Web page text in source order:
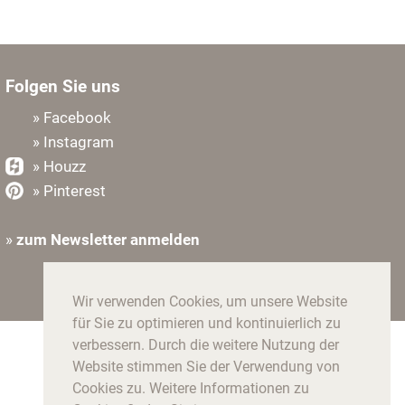
Wir verwenden Cookies, um unsere Website
für Sie zu optimieren und kontinuierlich zu
verbessern. Durch die weitere Nutzung der
Website stimmen Sie der Verwendung von
Cookies zu. Weitere Informationen zu
Folgen Sie uns
» Facebook
» Instagram
» Houzz
» Pinterest
» zum Newsletter anmelden